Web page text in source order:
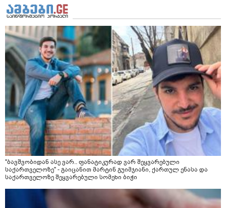
"ბავშვობიდან ასე ვარ.. ფანატიკურად ვარ შეყვარებული
საქართველოზე" - გაიცანით მარტინ გუიმჯიანი, ქართულ ენასა და
საქართველოზე შეყვარებული სომეხი ბიჭი